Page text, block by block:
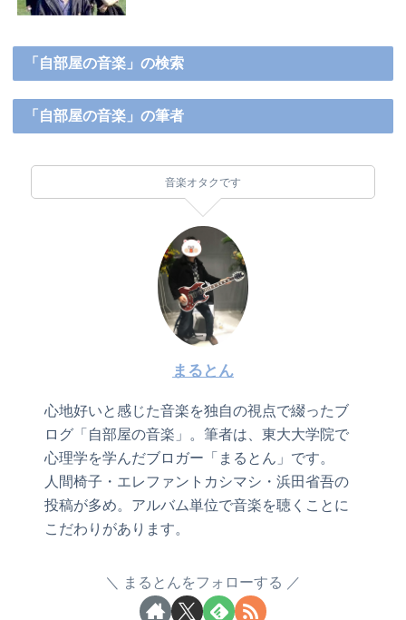
「自部屋の音楽」の検索
「自部屋の音楽」の筆者
音楽オタクです
まるとん
心地好いと感じた音楽を独自の視点で綴ったブ
ログ「自部屋の音楽」。筆者は、東大大学院で
心理学を学んだブロガー「まるとん」です。
人間椅子・エレファントカシマシ・浜田省吾の
投稿が多め。アルバム単位で音楽を聴くことに
こだわりがあります。
まるとんをフォローする